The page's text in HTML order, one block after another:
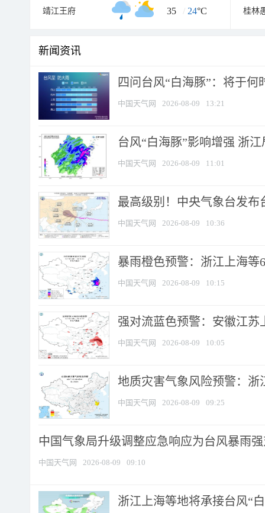
靖江王府 35 / 24°C 桂林
新闻资讯
四问台风“白海豚”：将于
中国天气网 2026-08-09 13:21
台风“白海豚”影响增强 浙
中国天气网 2026-08-09 11:01
最高级别！中央气象台发布
中国天气网 2026-08-09 10:36
暴雨橙色预警：浙江上海等
中国天气网 2026-08-09 10:15
强对流蓝色预警：安徽江苏
中国天气网 2026-08-09 10:05
地质灾害气象风险预警：浙
中国天气网 2026-08-09 09:25
中国气象局升级调整应急响应为台风暴雨
中国天气网 2026-08-09 09:10
浙江上海等地将承接台风“